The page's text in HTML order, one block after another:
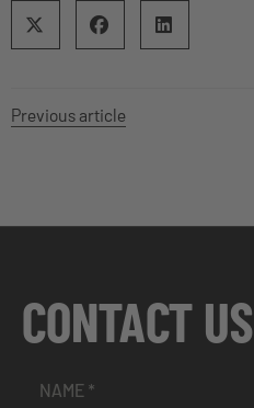
Previous article
CONTACT US